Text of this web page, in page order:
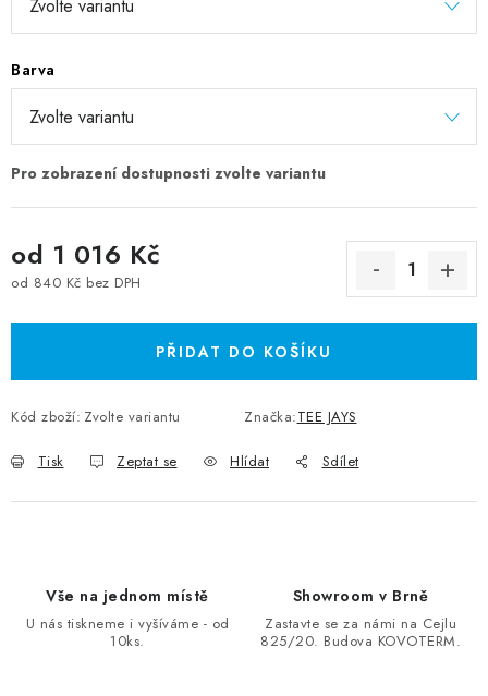
Barva
od 1 016 Kč
od 840 Kč bez DPH
PŘIDAT DO KOŠÍKU
Kód zboží: Zvolte variantu Značka:TEE JAYS
Tisk Zeptat se Hlídat Sdílet
Vše na jednom místě
U nás tiskneme i vyšíváme - od
10ks.
Showroom v Brně
Zastavte se za námi na Cejlu
825/20. Budova KOVOTERM.